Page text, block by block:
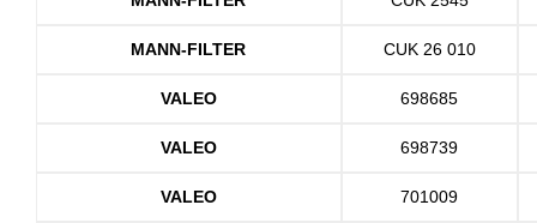
MANN-FILTER CUK 26 010
VALEO 698685
VALEO 698739
VALEO 701009